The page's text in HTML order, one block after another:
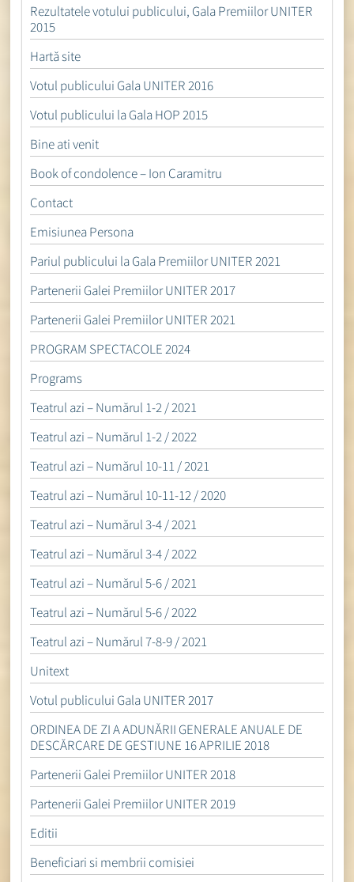
Rezultatele votului publicului, Gala Premiilor UNITER
2015
Hartă site
Votul publicului Gala UNITER 2016
Votul publicului la Gala HOP 2015
Bine ati venit
Book of condolence – Ion Caramitru
Contact
Emisiunea Persona
Pariul publicului la Gala Premiilor UNITER 2021
Partenerii Galei Premiilor UNITER 2017
Partenerii Galei Premiilor UNITER 2021
PROGRAM SPECTACOLE 2024
Programs
Teatrul azi – Numărul 1-2 / 2021
Teatrul azi – Numărul 1-2 / 2022
Teatrul azi – Numărul 10-11 / 2021
Teatrul azi – Numărul 10-11-12 / 2020
Teatrul azi – Numărul 3-4 / 2021
Teatrul azi – Numărul 3-4 / 2022
Teatrul azi – Numărul 5-6 / 2021
Teatrul azi – Numărul 5-6 / 2022
Teatrul azi – Numărul 7-8-9 / 2021
Unitext
Votul publicului Gala UNITER 2017
ORDINEA DE ZI A ADUNĂRII GENERALE ANUALE DE
DESCĂRCARE DE GESTIUNE 16 APRILIE 2018
Partenerii Galei Premiilor UNITER 2018
Partenerii Galei Premiilor UNITER 2019
Editii
Beneficiari si membrii comisiei